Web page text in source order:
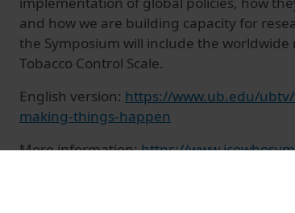
and how we are building capacity for
the Symposium will include the
Tobacco Control Scale.
English version: https://www.ub.edu/
making-things-happen
More information:https://